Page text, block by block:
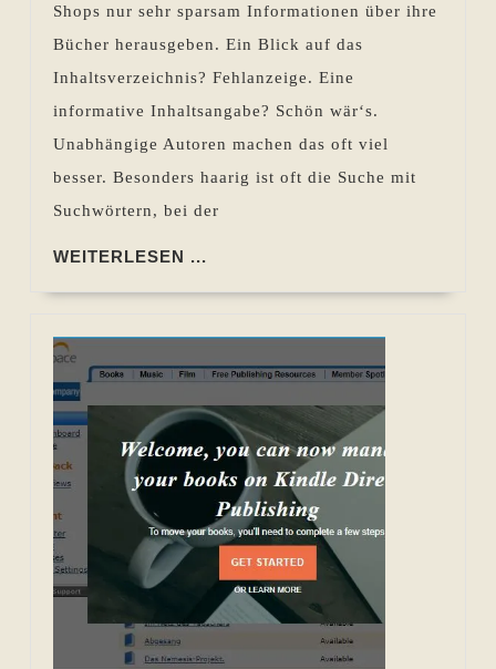
Shops nur sehr sparsam Informationen über ihre
Bücher herausgeben. Ein Blick auf das
Inhaltsverzeichnis? Fehlanzeige. Eine
informative Inhaltsangabe? Schön wär‘s.
Unabhängige Autoren machen das oft viel
besser. Besonders haarig ist oft die Suche mit
Suchwörtern, bei der
WEITERLESEN ...